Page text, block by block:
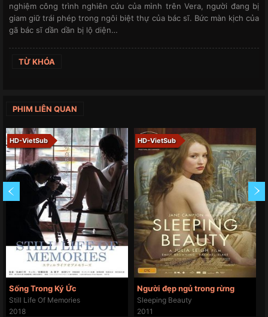
nghiệm công trình nghiên cứu của mình trên Vera, người đang bị
giam giữ trái phép trong ngôi biệt thự của bác sĩ. Bức màn kịch của
gã bác sĩ dần dần bị lộ diện…
TỪ KHÓA
PHIM LIÊN QUAN
HD-VietSub
Sống Trong Ký Ức
Still Life Of Memories
2018
HD-VietSub
Người đẹp ngủ trong rừng
Sleeping Beauty
2011